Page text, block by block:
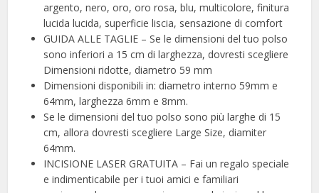
argento, nero, oro, oro rosa, blu, multicolore, finitura
lucida lucida, superficie liscia, sensazione di comfort
GUIDA ALLE TAGLIE – Se le dimensioni del tuo polso
sono inferiori a 15 cm di larghezza, dovresti scegliere
Dimensioni ridotte, diametro 59 mm
Dimensioni disponibili in: diametro interno 59mm e
64mm, larghezza 6mm e 8mm.
Se le dimensioni del tuo polso sono più larghe di 15
cm, allora dovresti scegliere Large Size, diamiter
64mm.
INCISIONE LASER GRATUITA – Fai un regalo speciale
e indimenticabile per i tuoi amici e familiari